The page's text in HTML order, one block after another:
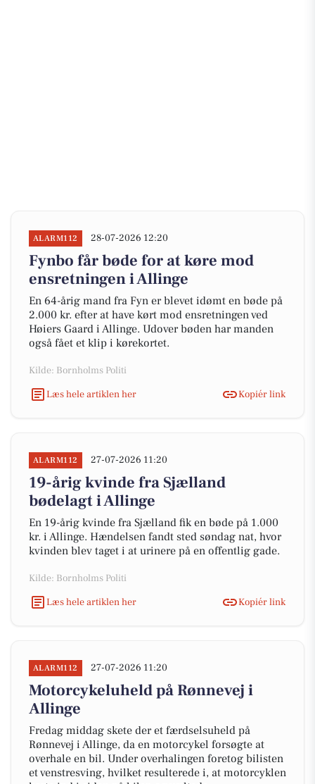
ALARM112 28-07-2026 12:20
Fynbo får bøde for at køre mod
ensretningen i Allinge
En 64-årig mand fra Fyn er blevet idømt en bøde på
2.000 kr. efter at have kørt mod ensretningen ved
Høiers Gaard i Allinge. Udover bøden har manden
også fået et klip i kørekortet.
Kilde: Bornholms Politi
Læs hele artiklen her
Kopiér link
ALARM112 27-07-2026 11:20
19-årig kvinde fra Sjælland
bødelagt i Allinge
En 19-årig kvinde fra Sjælland fik en bøde på 1.000
kr. i Allinge. Hændelsen fandt sted søndag nat, hvor
kvinden blev taget i at urinere på en offentlig gade.
Kilde: Bornholms Politi
Læs hele artiklen her
Kopiér link
ALARM112 27-07-2026 11:20
Motorcykeluheld på Rønnevej i
Allinge
Fredag middag skete der et færdselsuheld på
Rønnevej i Allinge, da en motorcykel forsøgte at
overhale en bil. Under overhalingen foretog bilisten
et venstresving, hvilket resulterede i, at motorcyklen